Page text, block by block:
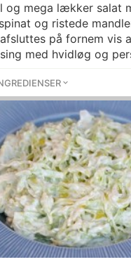
og mega lækker salat
og ristede
på fornem vis
med hvidløg og